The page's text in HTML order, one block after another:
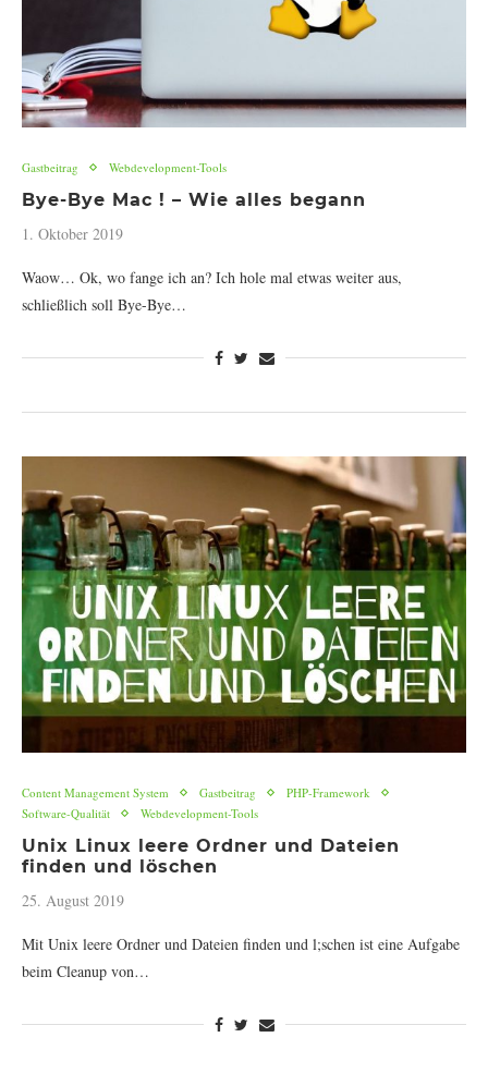
Gastbeitrag Webdevelopment-Tools
Bye-Bye Mac ! – Wie alles begann
1. Oktober 2019
Waow… Ok, wo fange ich an? Ich hole mal etwas weiter aus,
schließlich soll Bye-Bye…
Content Management System Gastbeitrag
PHP-Framework
Software-Qualität
Webdevelopment-Tools
Unix Linux leere Ordner und Dateien
finden und löschen
25. August 2019
Mit Unix leere Ordner und Dateien finden und l;schen ist eine Aufgabe
beim Cleanup von…